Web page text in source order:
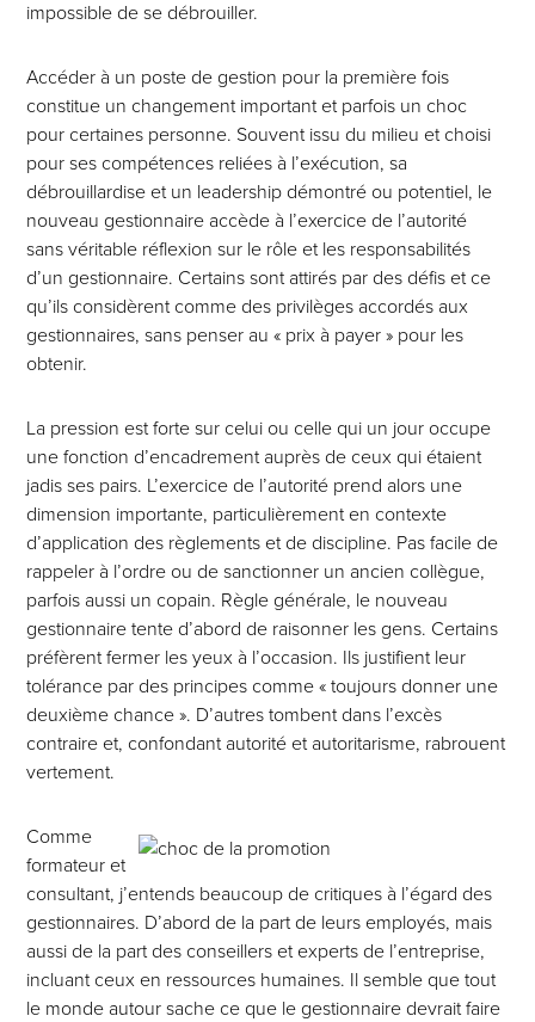
impossible de se débrouiller.
Accéder à un poste de gestion pour la première fois
constitue un changement important et parfois un choc
pour certaines personne. Souvent issu du milieu et choisi
pour ses compétences reliées à l’exécution, sa
débrouillardise et un leadership démontré ou potentiel, le
nouveau gestionnaire accède à l’exercice de l’autorité
sans véritable réflexion sur le rôle et les responsabilités
d’un gestionnaire. Certains sont attirés par des défis et ce
qu’ils considèrent comme des privilèges accordés aux
gestionnaires, sans penser au « prix à payer » pour les
obtenir.
La pression est forte sur celui ou celle qui un jour occupe
une fonction d’encadrement auprès de ceux qui étaient
jadis ses pairs. L’exercice de l’autorité prend alors une
dimension importante, particulièrement en contexte
d’application des règlements et de discipline. Pas facile de
rappeler à l’ordre ou de sanctionner un ancien collègue,
parfois aussi un copain. Règle générale, le nouveau
gestionnaire tente d’abord de raisonner les gens. Certains
préfèrent fermer les yeux à l’occasion. Ils justifient leur
tolérance par des principes comme « toujours donner une
deuxième chance ». D’autres tombent dans l’excès
contraire et, confondant autorité et autoritarisme, rabrouent
vertement.
Comme
formateur et
consultant, j’entends beaucoup de critiques à l’égard des
gestionnaires. D’abord de la part de leurs employés, mais
aussi de la part des conseillers et experts de l’entreprise,
incluant ceux en ressources humaines. Il semble que tout
le monde autour sache ce que le gestionnaire devrait faire